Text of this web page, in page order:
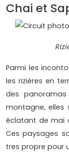
Chai et
Parmi les
les rizières en
des
montagne, elles
éclatant de mai
Ces paysages
tres propre pour